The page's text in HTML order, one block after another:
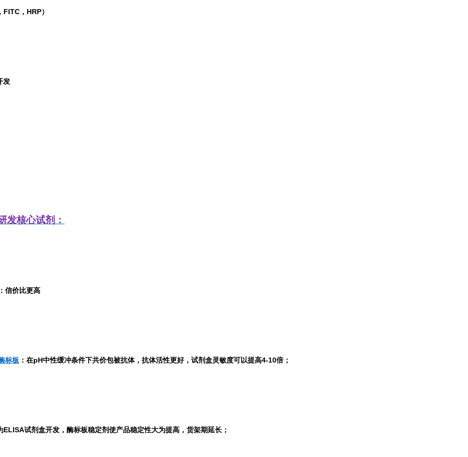
，HRP）
发
发核心试剂：
：信价比更高
标板 ：在pH中性缓冲条件下共价包被抗体，抗体活性更好，试剂盒灵敏度可以提高4-10倍；
ELISA试剂盒开发，酶标板稳定剂使产品稳定性大为提高，货架期延长；